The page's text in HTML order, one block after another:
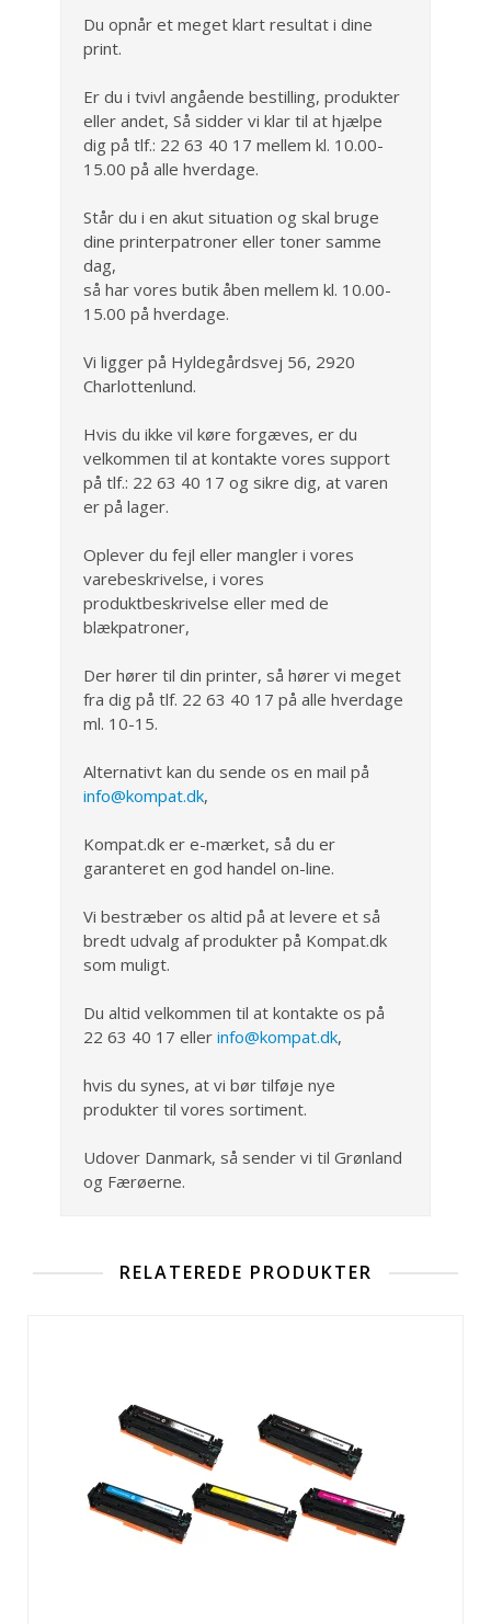
Du opnår et meget klart resultat i dine
print.
Er du i tvivl angående bestilling, produkter
eller andet, Så sidder vi klar til at hjælpe
dig på tlf.: 22 63 40 17 mellem kl. 10.00-
15.00 på alle hverdage.
Står du i en akut situation og skal bruge
dine printerpatroner eller toner samme
dag,
så har vores butik åben mellem kl. 10.00-
15.00 på hverdage.
Vi ligger på Hyldegårdsvej 56, 2920
Charlottenlund.
Hvis du ikke vil køre forgæves, er du
velkommen til at kontakte vores support
på tlf.: 22 63 40 17 og sikre dig, at varen
er på lager.
Oplever du fejl eller mangler i vores
varebeskrivelse, i vores
produktbeskrivelse eller med de
blækpatroner,
Der hører til din printer, så hører vi meget
fra dig på tlf. 22 63 40 17 på alle hverdage
ml. 10-15.
Alternativt kan du sende os en mail på
info@kompat.dk,
Kompat.dk er e-mærket, så du er
garanteret en god handel on-line.
Vi bestræber os altid på at levere et så
bredt udvalg af produkter på Kompat.dk
som muligt.
Du altid velkommen til at kontakte os på
22 63 40 17 eller info@kompat.dk,
hvis du synes, at vi bør tilføje nye
produkter til vores sortiment.
Udover Danmark, så sender vi til Grønland
og Færøerne.
RELATEREDE PRODUKTER